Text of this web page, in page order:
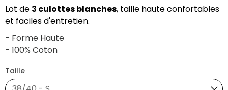
Lot de 3 culottes blanches, taille haute confortables
et faciles d'entretien.
- Forme Haute
- 100% Coton
Taille